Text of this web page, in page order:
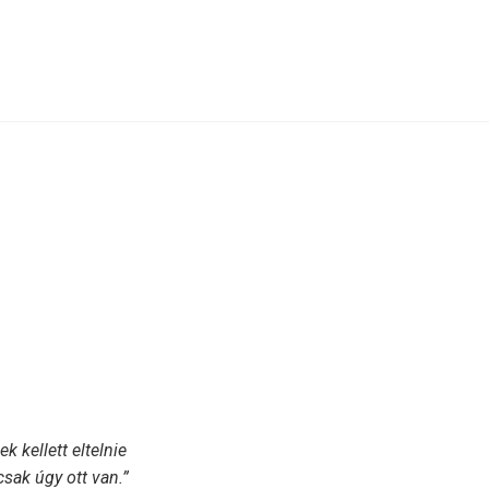
kellett eltelnie
úgy ott van.”